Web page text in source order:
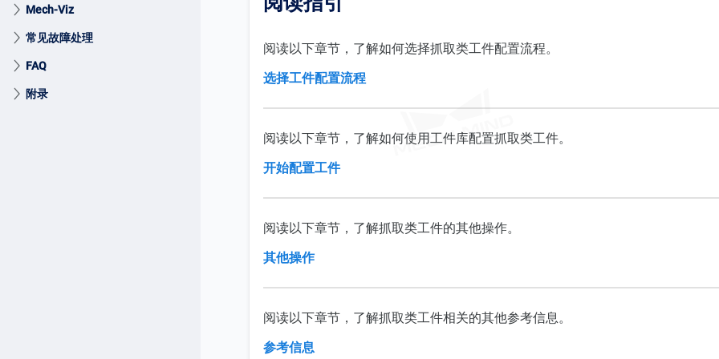
Mech-Viz
常见故障处理
FAQ
附录
阅读以下章节，了解如何选择抓取类工件配置流程。
选择工件配置流程
阅读以下章节，了解如何使用工件库配置抓取类工件。
开始配置工件
阅读以下章节，了解抓取类工件的其他操作。
其他操作
阅读以下章节，了解抓取类工件相关的其他参考信息。
参考信息